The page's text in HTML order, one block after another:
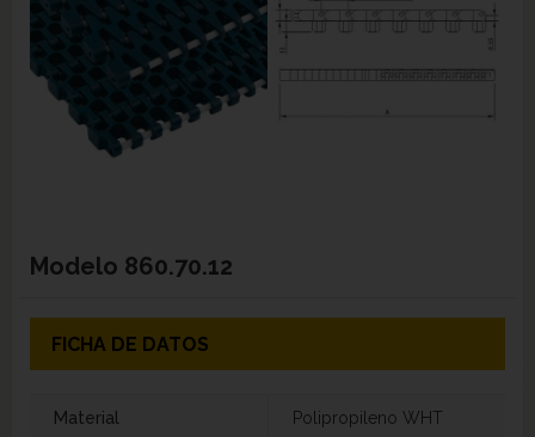
Modelo 860.70.12
FICHA DE DATOS
Material Polipropileno WHT